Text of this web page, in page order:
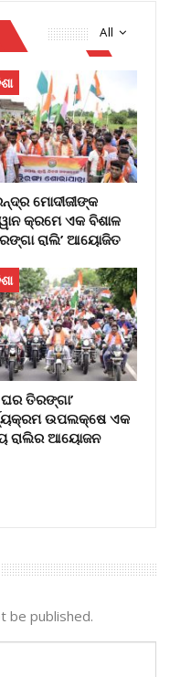
All
ମୋଦୀଜୀଙ୍କ
କ୍ରମେ ଏକ ବିଶାଳ
ରାଲି’ ଆୟୋଜିତ
ଘର ତିରଙ୍ଗା’
ଉପଲକ୍ଷେ ଏକ
ରାଲିର ଆୟୋଜନ
be published.